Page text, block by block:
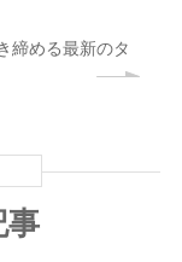
締める最新のタ
事